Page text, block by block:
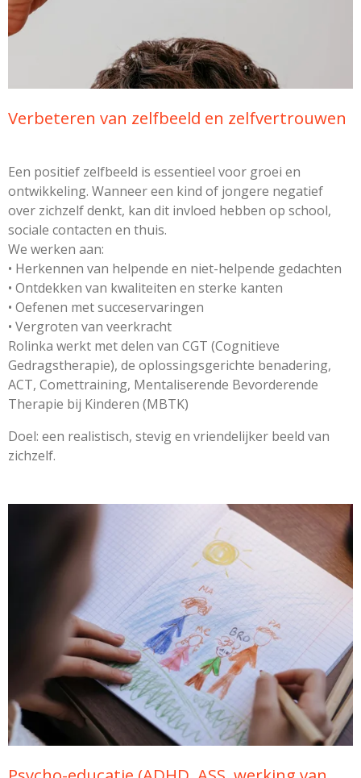
Verbeteren van zelfbeeld en zelfvertrouwen
Een positief zelfbeeld is essentieel voor groei en
ontwikkeling. Wanneer een kind of jongere negatief
over zichzelf denkt, kan dit invloed hebben op school,
sociale contacten en thuis.
We werken aan:
• Herkennen van helpende en niet-helpende gedachten
• Ontdekken van kwaliteiten en sterke kanten
• Oefenen met succeservaringen
• Vergroten van veerkracht
Rolinka werkt met delen van CGT (Cognitieve
Gedragstherapie), de oplossingsgerichte benadering,
ACT, Comettraining, Mentaliserende Bevorderende
Therapie bij Kinderen (MBTK)
Doel: een realistisch, stevig en vriendelijker beeld van
zichzelf.